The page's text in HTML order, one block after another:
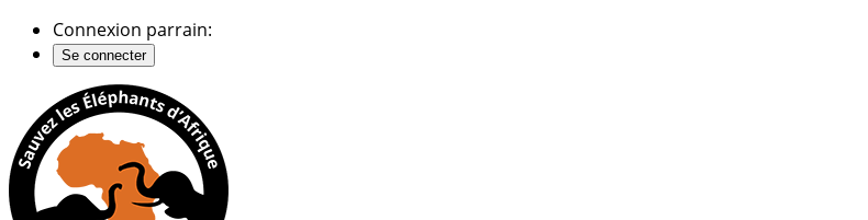
Connexion parrain:
Se connecter